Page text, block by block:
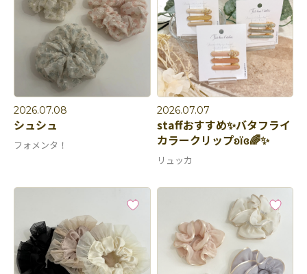
2026.07.08
シュシュ
フォメンタ！
2026.07.07
staffおすすめ✨バタフライ
カラークリップʚїɞ🌈✨
リュッカ